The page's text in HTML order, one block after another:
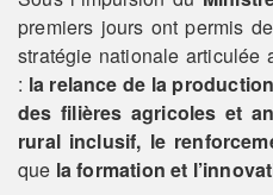
premiers jours ont permis
stratégie nationale articulée
: la relance de la
des filières agricoles et
rural inclusif, le
que la formation et